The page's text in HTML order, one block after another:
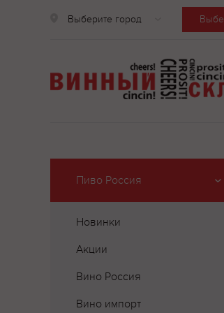
Выберите город
Пиво Россия
Новинки
Акции
Вино Россия
Вино импорт